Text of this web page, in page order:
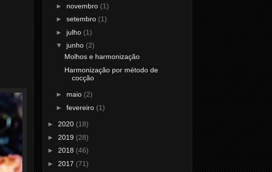
► novembro (1)
► setembro (1)
► julho (1)
▼ junho (2)
Molhos e harmonização
Harmonização por método de
cocção
► maio (2)
► fevereiro (1)
► 2020 (18)
► 2019 (28)
► 2018 (46)
► 2017 (71)